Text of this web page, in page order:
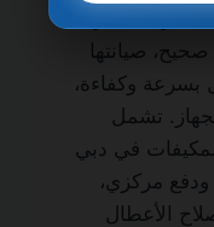
شركة محترفة
صيانتها
بسرعة وكفاءة،
تشمل
في دبي
مركزي،
الأعطال